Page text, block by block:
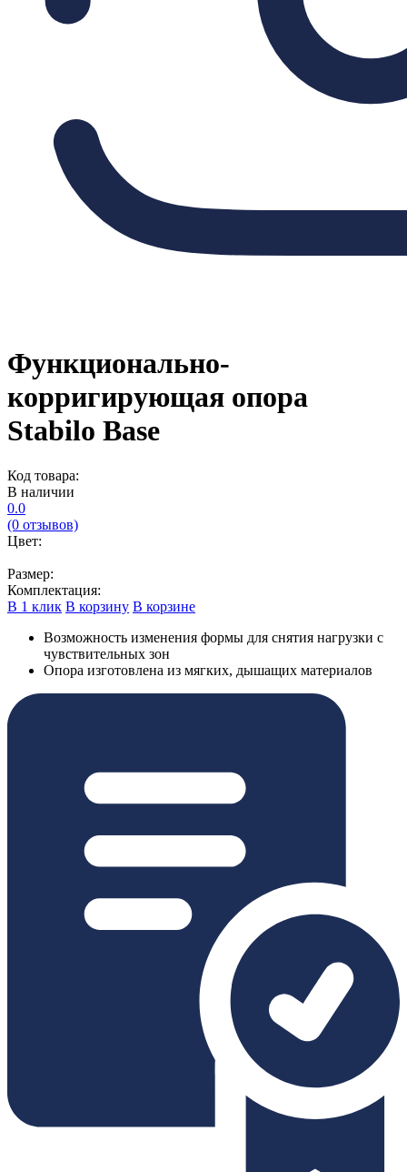
Функционально-
корригирующая опора
Stabilo Base
Код товара:
В наличии
0.0
(0 отзывов)
Цвет:
Размер:
Комплектация:
В 1 клик В корзину В корзине
Возможность изменения формы для снятия нагрузки с
чувствительных зон
Опора изготовлена из мягких, дышащих материалов